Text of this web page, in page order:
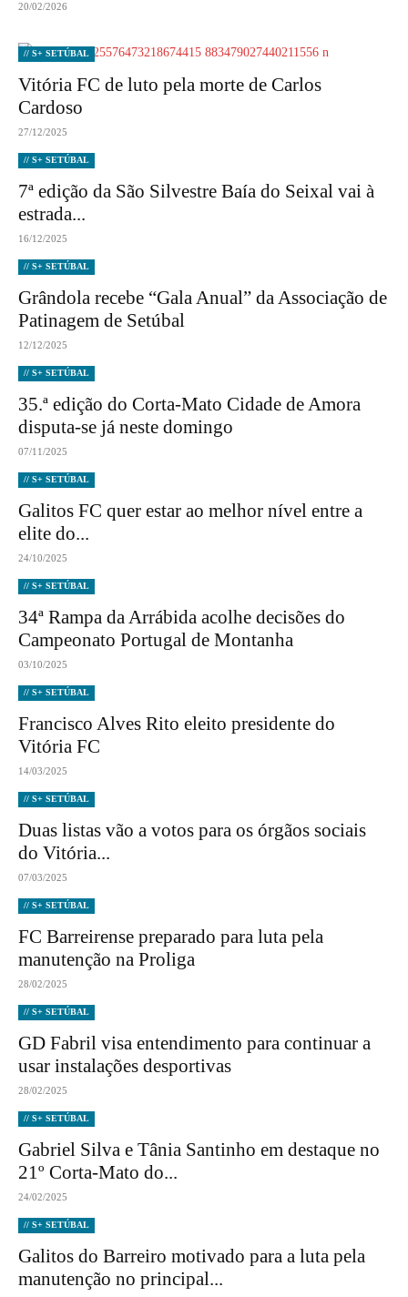
20/02/2026
// S+ SETÚBAL
Vitória FC de luto pela morte de Carlos
Cardoso
27/12/2025
// S+ SETÚBAL
7ª edição da São Silvestre Baía do Seixal vai à
estrada...
16/12/2025
// S+ SETÚBAL
Grândola recebe “Gala Anual” da Associação de
Patinagem de Setúbal
12/12/2025
// S+ SETÚBAL
35.ª edição do Corta-Mato Cidade de Amora
disputa-se já neste domingo
07/11/2025
// S+ SETÚBAL
Galitos FC quer estar ao melhor nível entre a
elite do...
24/10/2025
// S+ SETÚBAL
34ª Rampa da Arrábida acolhe decisões do
Campeonato Portugal de Montanha
03/10/2025
// S+ SETÚBAL
Francisco Alves Rito eleito presidente do
Vitória FC
14/03/2025
// S+ SETÚBAL
Duas listas vão a votos para os órgãos sociais
do Vitória...
07/03/2025
// S+ SETÚBAL
FC Barreirense preparado para luta pela
manutenção na Proliga
28/02/2025
// S+ SETÚBAL
GD Fabril visa entendimento para continuar a
usar instalações desportivas
28/02/2025
// S+ SETÚBAL
Gabriel Silva e Tânia Santinho em destaque no
21º Corta-Mato do...
24/02/2025
// S+ SETÚBAL
Galitos do Barreiro motivado para a luta pela
manutenção no principal...